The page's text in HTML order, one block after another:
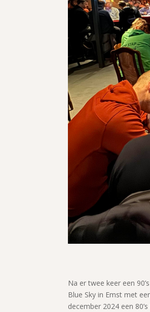
Na er twee keer een
Blue Sky in Emst met
december 2024 een